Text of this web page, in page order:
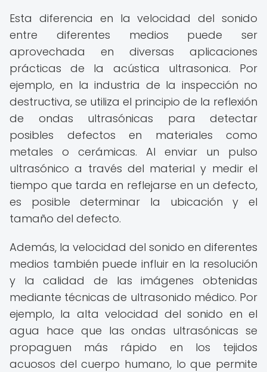
Esta diferencia en la velocidad del sonido
entre diferentes medios puede ser
aprovechada en diversas aplicaciones
prácticas de la acústica ultrasonica. Por
ejemplo, en la industria de la inspección no
destructiva, se utiliza el principio de la reflexión
de ondas ultrasónicas para detectar
posibles defectos en materiales como
metales o cerámicas. Al enviar un pulso
ultrasónico a través del material y medir el
tiempo que tarda en reflejarse en un defecto,
es posible determinar la ubicación y el
tamaño del defecto.
Además, la velocidad del sonido en diferentes
medios también puede influir en la resolución
y la calidad de las imágenes obtenidas
mediante técnicas de ultrasonido médico. Por
ejemplo, la alta velocidad del sonido en el
agua hace que las ondas ultrasónicas se
propaguen más rápido en los tejidos
acuosos del cuerpo humano, lo que permite